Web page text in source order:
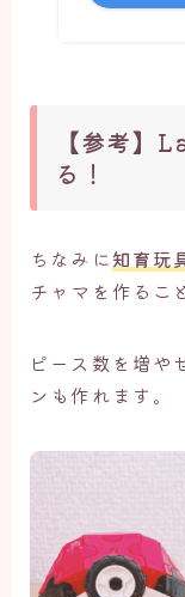
【参考】
る！
ちなみに知育玩
チャマを作るこ
ピース数を増や
ンも作れます。